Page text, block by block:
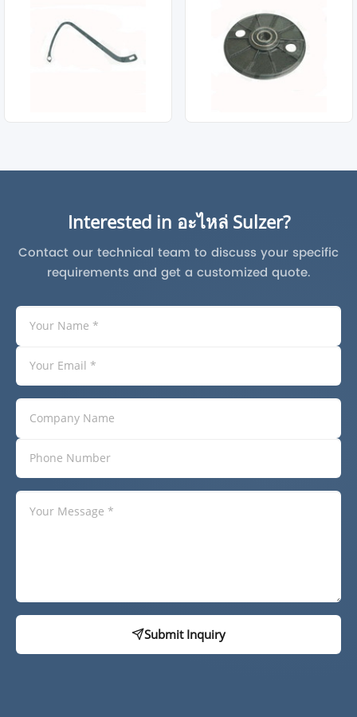
Interested in อะไหล่ Sulzer?
Contact our technical team to discuss your specific
requirements and get a customized quote.
Submit Inquiry